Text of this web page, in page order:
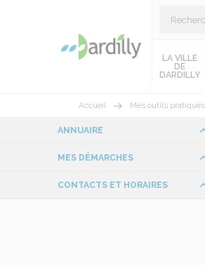
LA VILLE
DE
DARDILLY
Accueil Mes outils pratiques
ANNUAIRE
MES DÉMARCHES
CONTACTS ET HORAIRES